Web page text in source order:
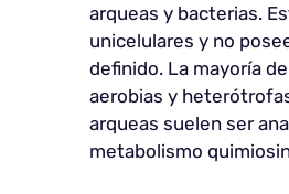
arqueas y bacterias.
unicelulares y no
definido. La mayoría
aerobias y
arqueas suelen ser
metabolismo